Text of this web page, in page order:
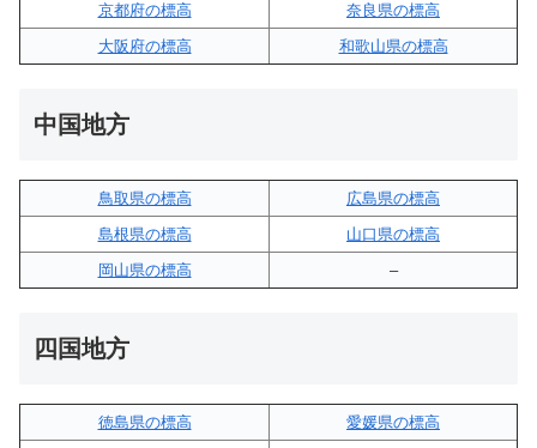
京都府の標高
奈良県の標高
大阪府の標高
和歌山県の標高
中国地方
鳥取県の標高
広島県の標高
島根県の標高
山口県の標高
岡山県の標高
–
四国地方
徳島県の標高
愛媛県の標高